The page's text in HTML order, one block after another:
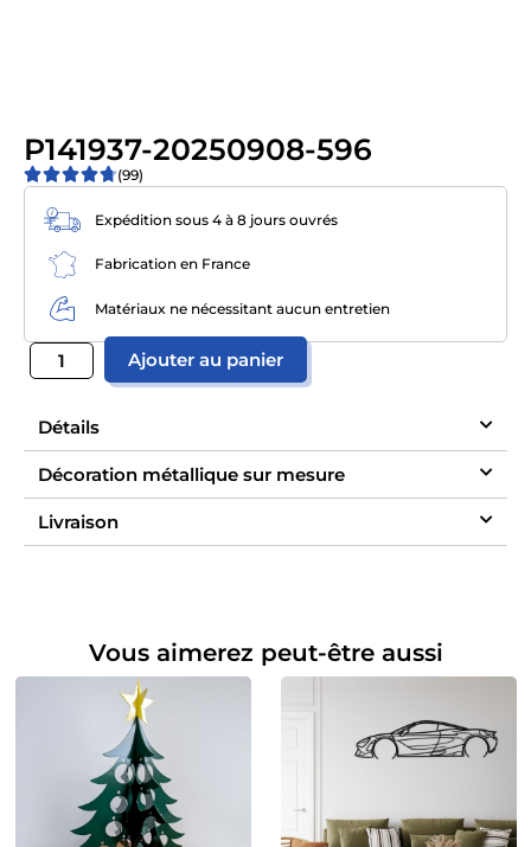
P141937-20250908-596
(99)
Expédition sous 4 à 8 jours ouvrés
Fabrication en France
Matériaux ne nécessitant aucun entretien
Ajouter au panier
Détails
Décoration métallique sur mesure
Livraison
Vous aimerez peut-être aussi